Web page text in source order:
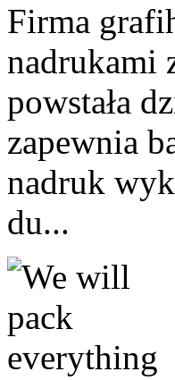
Firma
nadrukami
powstała
zapewnia
nadruk
du...